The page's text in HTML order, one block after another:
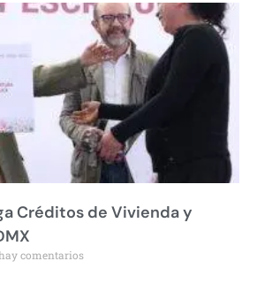
Créditos de Vivienda y
comentarios